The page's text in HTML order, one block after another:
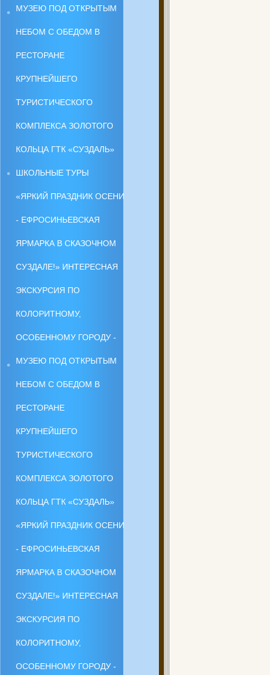
МУЗЕЮ ПОД ОТКРЫТЫМ
НЕБОМ С ОБЕДОМ В
РЕСТОРАНЕ
КРУПНЕЙШЕГО
ТУРИСТИЧЕСКОГО
КОМПЛЕКСА ЗОЛОТОГО
КОЛЬЦА ГТК «СУЗДАЛЬ»
ШКОЛЬНЫЕ ТУРЫ
«ЯРКИЙ ПРАЗДНИК ОСЕНИ
- ЕФРОСИНЬЕВСКАЯ
ЯРМАРКА В СКАЗОЧНОМ
СУЗДАЛЕ!» ИНТЕРЕСНАЯ
ЭКСКУРСИЯ ПО
КОЛОРИТНОМУ,
ОСОБЕННОМУ ГОРОДУ -
МУЗЕЮ ПОД ОТКРЫТЫМ
НЕБОМ С ОБЕДОМ В
РЕСТОРАНЕ
КРУПНЕЙШЕГО
ТУРИСТИЧЕСКОГО
КОМПЛЕКСА ЗОЛОТОГО
КОЛЬЦА ГТК «СУЗДАЛЬ»
«ЯРКИЙ ПРАЗДНИК ОСЕНИ
- ЕФРОСИНЬЕВСКАЯ
ЯРМАРКА В СКАЗОЧНОМ
СУЗДАЛЕ!» ИНТЕРЕСНАЯ
ЭКСКУРСИЯ ПО
КОЛОРИТНОМУ,
ОСОБЕННОМУ ГОРОДУ -